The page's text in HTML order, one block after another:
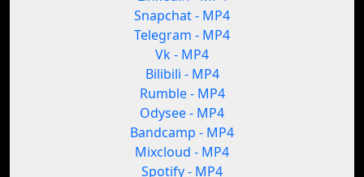
Snapchat - MP4
Telegram - MP4
Vk - MP4
Bilibili - MP4
Rumble - MP4
Odysee - MP4
Bandcamp - MP4
Mixcloud - MP4
Spotify - MP4